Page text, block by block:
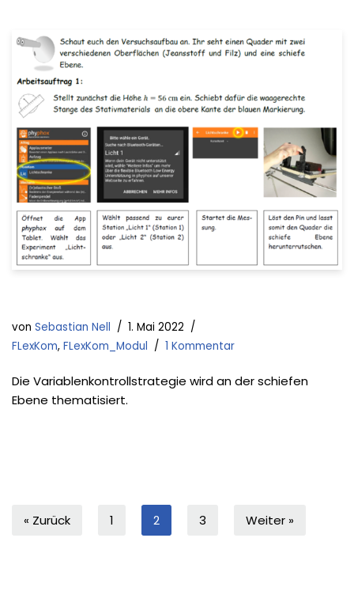
von Sebastian Nell
1. Mai 2022
FLexKom, FLexKom_Modul 1 Kommentar
Die Variablenkontrollstrategie wird an der schiefen
Ebene thematisiert.
« Zurück 1 2 3 Weiter »